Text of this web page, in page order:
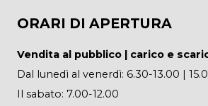
ORARI DI APERTURA
Vendita al pubblico | carico e
Dal lunedì al venerdì: 6.30-13.00 |
Il sabato: 7.00-12.00